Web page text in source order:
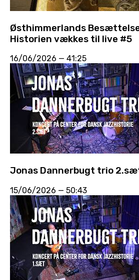
Østhimmerlands
Historien vækkes til live #5
16/06/2026 — 41:25
Jonas Dannerbugt trio
15/06/2026 — 50:43